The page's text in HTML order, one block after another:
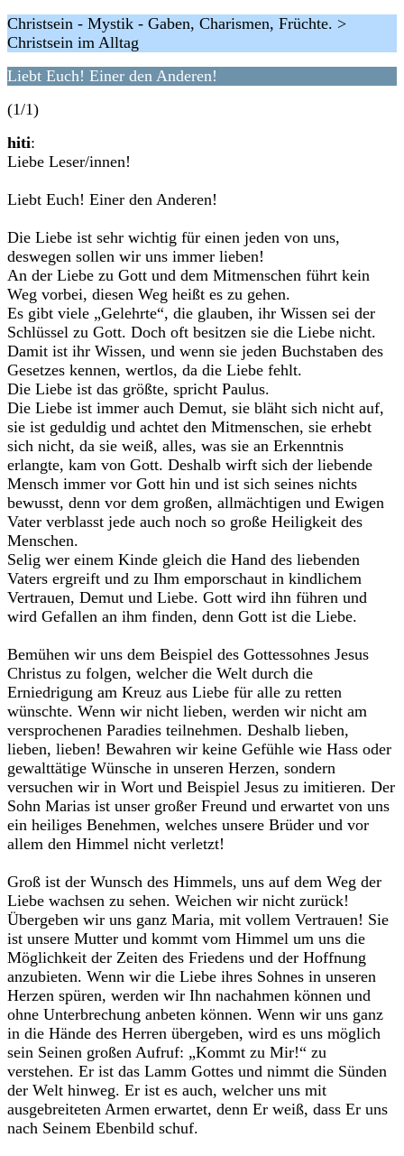
Christsein - Mystik - Gaben, Charismen, Früchte. >
Christsein im Alltag
Liebt Euch! Einer den Anderen!
(1/1)
hiti:
Liebe Leser/innen!
Liebt Euch! Einer den Anderen!
Die Liebe ist sehr wichtig für einen jeden von uns,
deswegen sollen wir uns immer lieben!
An der Liebe zu Gott und dem Mitmenschen führt kein
Weg vorbei, diesen Weg heißt es zu gehen.
Es gibt viele „Gelehrte“, die glauben, ihr Wissen sei der
Schlüssel zu Gott. Doch oft besitzen sie die Liebe nicht.
Damit ist ihr Wissen, und wenn sie jeden Buchstaben des
Gesetzes kennen, wertlos, da die Liebe fehlt.
Die Liebe ist das größte, spricht Paulus.
Die Liebe ist immer auch Demut, sie bläht sich nicht auf,
sie ist geduldig und achtet den Mitmenschen, sie erhebt
sich nicht, da sie weiß, alles, was sie an Erkenntnis
erlangte, kam von Gott. Deshalb wirft sich der liebende
Mensch immer vor Gott hin und ist sich seines nichts
bewusst, denn vor dem großen, allmächtigen und Ewigen
Vater verblasst jede auch noch so große Heiligkeit des
Menschen.
Selig wer einem Kinde gleich die Hand des liebenden
Vaters ergreift und zu Ihm emporschaut in kindlichem
Vertrauen, Demut und Liebe. Gott wird ihn führen und
wird Gefallen an ihm finden, denn Gott ist die Liebe.
Bemühen wir uns dem Beispiel des Gottessohnes Jesus
Christus zu folgen, welcher die Welt durch die
Erniedrigung am Kreuz aus Liebe für alle zu retten
wünschte. Wenn wir nicht lieben, werden wir nicht am
versprochenen Paradies teilnehmen. Deshalb lieben,
lieben, lieben! Bewahren wir keine Gefühle wie Hass oder
gewalttätige Wünsche in unseren Herzen, sondern
versuchen wir in Wort und Beispiel Jesus zu imitieren. Der
Sohn Marias ist unser großer Freund und erwartet von uns
ein heiliges Benehmen, welches unsere Brüder und vor
allem den Himmel nicht verletzt!
Groß ist der Wunsch des Himmels, uns auf dem Weg der
Liebe wachsen zu sehen. Weichen wir nicht zurück!
Übergeben wir uns ganz Maria, mit vollem Vertrauen! Sie
ist unsere Mutter und kommt vom Himmel um uns die
Möglichkeit der Zeiten des Friedens und der Hoffnung
anzubieten. Wenn wir die Liebe ihres Sohnes in unseren
Herzen spüren, werden wir Ihn nachahmen können und
ohne Unterbrechung anbeten können. Wenn wir uns ganz
in die Hände des Herren übergeben, wird es uns möglich
sein Seinen großen Aufruf: „Kommt zu Mir!“ zu
verstehen. Er ist das Lamm Gottes und nimmt die Sünden
der Welt hinweg. Er ist es auch, welcher uns mit
ausgebreiteten Armen erwartet, denn Er weiß, dass Er uns
nach Seinem Ebenbild schuf.